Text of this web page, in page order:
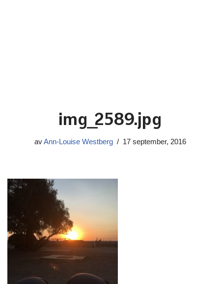
img_2589.jpg
avAnn-Louise Westberg 17 september, 2016